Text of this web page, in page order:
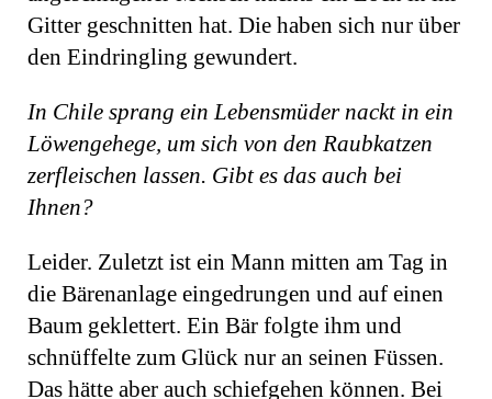
Gitter geschnitten hat. Die haben sich nur über
den Eindringling gewundert.
In Chile sprang ein Lebensmüder nackt in ein
Löwengehege, um sich von den Raubkatzen
zerfleischen lassen. Gibt es das auch bei
Ihnen?
Leider. Zuletzt ist ein Mann mitten am Tag in
die Bärenanlage eingedrungen und auf einen
Baum geklettert. Ein Bär folgte ihm und
schnüffelte zum Glück nur an seinen Füssen.
Das hätte aber auch schiefgehen können. Bei